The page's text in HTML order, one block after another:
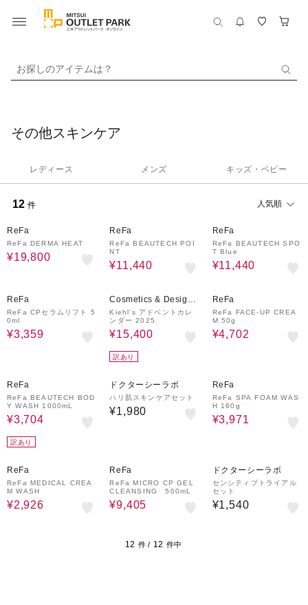
お探しのアイテムは？
その他スキンケア
レディース メンズ キッズ・ベビー
12 件 人気順
ReFa
ReFa DERMA HEAT
¥19,800
ReFa
ReFa BEAUTECH POI
NT
¥11,440
ReFa
ReFa BEAUTECH SPO
T Blue
¥11,440
ReFa
ReFa CPセラムリフト 5
0ml
¥3,359
Cosmetics & Designe
r Fragrances
Kiehl's アドベントカレ
ンダー 2025
¥15,400
訳あり
ReFa
ReFa FACE-UP CREA
M 50g
¥4,702
ReFa
ReFa BEAUTECH BOD
Y WASH 1000mL
¥3,704
訳あり
ドクターシーラボ
ハリ肌スキンケアセット
¥1,980
ReFa
ReFa SPA FOAM WAS
H 160g
¥3,971
ReFa
ReFa MEDICAL CREA
M WASH
¥2,926
ReFa
ReFa MICRO CP GEL
CLEANSING 500mL
¥9,405
ドクターシーラボ
センシティブトライアル
セット
¥1,540
12 件 / 12 件中